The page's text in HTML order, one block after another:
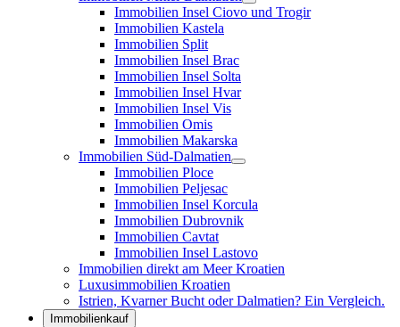
Immobilien Insel Ciovo und Trogir
Immobilien Kastela
Immobilien Split
Immobilien Insel Brac
Immobilien Insel Solta
Immobilien Insel Hvar
Immobilien Insel Vis
Immobilien Omis
Immobilien Makarska
Immobilien Süd-Dalmatien
Immobilien Ploce
Immobilien Peljesac
Immobilien Insel Korcula
Immobilien Dubrovnik
Immobilien Cavtat
Immobilien Insel Lastovo
Immobilien direkt am Meer Kroatien
Luxusimmobilien Kroatien
Istrien, Kvarner Bucht oder Dalmatien? Ein Vergleich.
Immobilienkauf